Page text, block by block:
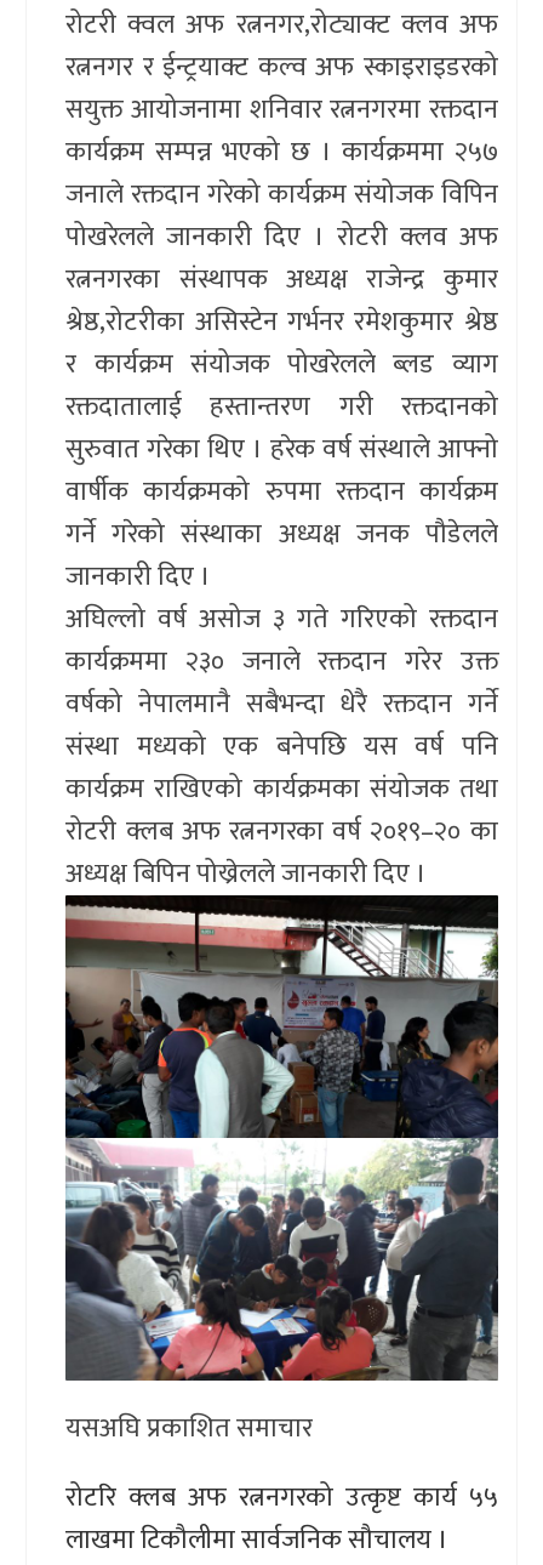
रोटरी क्वल अफ रत्ननगर,रोट्याक्ट क्लव अफ
रत्ननगर र ईन्ट्रयाक्ट कल्व अफ स्काइराइडरको
सयुक्त आयोजनामा शनिवार रत्ननगरमा रक्तदान
कार्यक्रम सम्पन्न भएको छ । कार्यक्रममा २५७
जनाले रक्तदान गरेको कार्यक्रम संयोजक विपिन
पोखरेलले जानकारी दिए । रोटरी क्लव अफ
रत्ननगरका संस्थापक अध्यक्ष राजेन्द्र कुमार
श्रेष्ठ,रोटरीका असिस्टेन गर्भनर रमेशकुमार श्रेष्ठ
र कार्यक्रम संयोजक पोखरेलले ब्लड व्याग
रक्तदातालाई हस्तान्तरण गरी रक्तदानको
सुरुवात गरेका थिए । हरेक वर्ष संस्थाले आफ्नो
वार्षीक कार्यक्रमको रुपमा रक्तदान कार्यक्रम
गर्ने गरेको संस्थाका अध्यक्ष जनक पौडेलले
जानकारी दिए ।
अघिल्लो वर्ष असोज ३ गते गरिएको रक्तदान
कार्यक्रममा २३० जनाले रक्तदान गरेर उक्त
वर्षको नेपालमानै सबैभन्दा धेरै रक्तदान गर्ने
संस्था मध्यको एक बनेपछि यस वर्ष पनि
कार्यक्रम राखिएको कार्यक्रमका संयोजक तथा
रोटरी क्लब अफ रत्ननगरका वर्ष २०१९–२० का
अध्यक्ष बिपिन पोख्रेलले जानकारी दिए ।
यसअघि प्रकाशित समाचार
रोटरि क्लब अफ रत्ननगरको उत्कृष्ट कार्य ५५
लाखमा टिकौलीमा सार्वजनिक सौचालय ।